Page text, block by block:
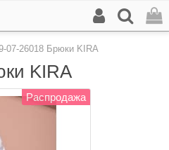
07-26018 Брюки KIRA
KIRA
Распродажа